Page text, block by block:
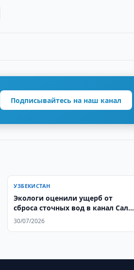
Подписывайтесь на наш канал
УЗБЕКИСТАН
Экологи оценили ущерб от
сброса сточных вод в канал Салар
в 2,22 млрд. сумов
30/07/2026